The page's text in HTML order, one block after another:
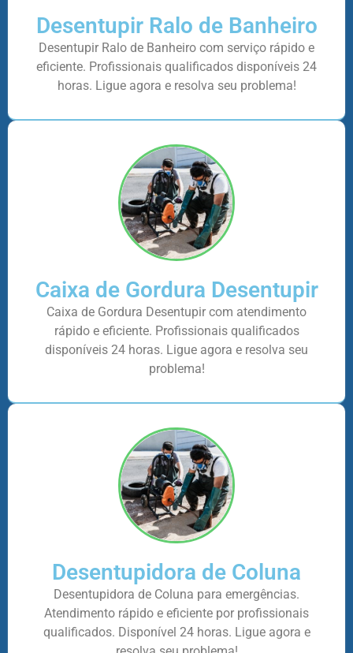
Desentupir Ralo de Banheiro
Desentupir Ralo de Banheiro com serviço rápido e
eficiente. Profissionais qualificados disponíveis 24
horas. Ligue agora e resolva seu problema!
Caixa de Gordura Desentupir
Caixa de Gordura Desentupir com atendimento
rápido e eficiente. Profissionais qualificados
disponíveis 24 horas. Ligue agora e resolva seu
problema!
Desentupidora de Coluna
Desentupidora de Coluna para emergências.
Atendimento rápido e eficiente por profissionais
qualificados. Disponível 24 horas. Ligue agora e